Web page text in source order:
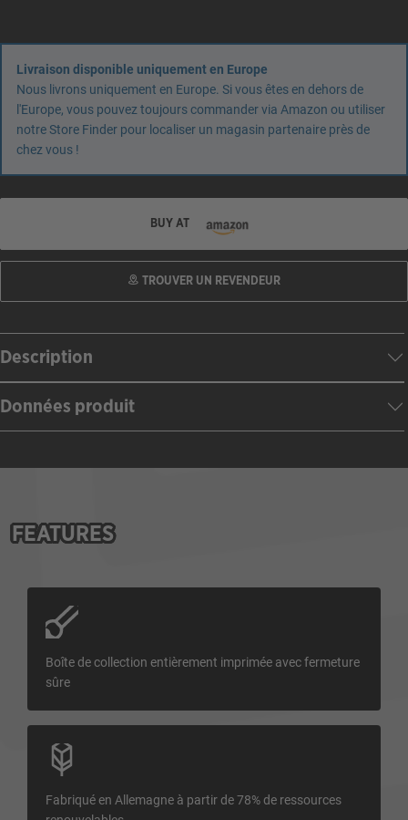
Livraison disponible uniquement en Europe
Nous livrons uniquement en Europe. Si vous êtes en dehors de
l'Europe, vous pouvez toujours commander via Amazon ou utiliser
notre Store Finder pour localiser un magasin partenaire près de
chez vous !
BUY AT
TROUVER UN REVENDEUR
Description
Données produit
FEATURES
Boîte de collection entièrement imprimée avec fermeture
sûre
Fabriqué en Allemagne à partir de 78% de ressources